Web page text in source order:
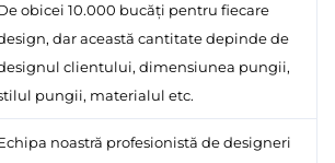
obicei 10.000 bucăți pentru fiecare
dar această cantitate depinde de
clientului, dimensiunea pungii,
pungii, materialul etc.
noastră profesionistă de designeri